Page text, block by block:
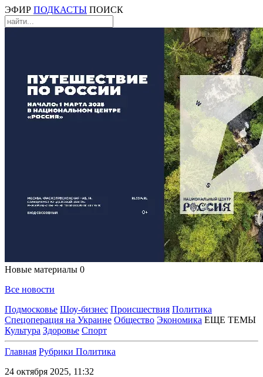
ЭФИР ПОДКАСТЫ ПОИСК
Новые материалы 0
Все новости
Подмосковье Шоу-бизнес Происшествия Политика
Спецоперация на Украине Общество Экономика ЕЩЕ ТЕМЫ
Культура Здоровье Спорт
Главная Рубрики Политика
24 октября 2025, 11:32